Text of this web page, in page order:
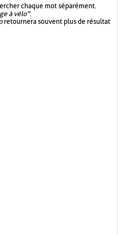
chaque mot séparément.
à vélo".
retournera souvent plus de résultat